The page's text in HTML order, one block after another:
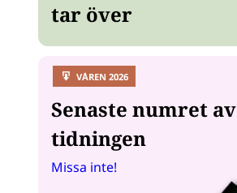
tar över
VÅREN 2026
Senaste numret av
tidningen
Missa inte!